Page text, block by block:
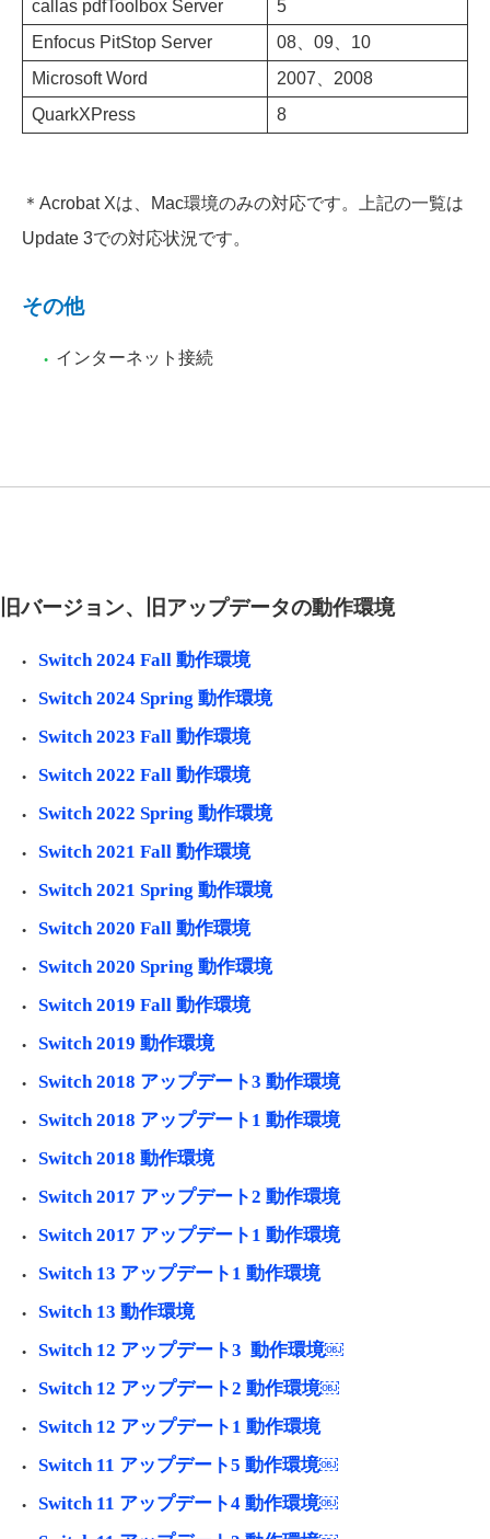
callas pdfToolbox Server
5
Enfocus PitStop Server
08、09、10
Microsoft Word
2007、2008
QuarkXPress
8
＊Acrobat Xは、Mac環境のみの対応です。上記の一覧は
Update 3での対応状況です。
その他
インターネット接続
旧バージョン、旧アップデータの動作環境
Switch 2024 Fall 動作環境
Switch 2024 Spring 動作環境
Switch 2023 Fall 動作環境
Switch 2022 Fall 動作環境
Switch 2022 Spring 動作環境
Switch 2021 Fall 動作環境
Switch 2021 Spring 動作環境
Switch 2020 Fall 動作環境
Switch 2020 Spring 動作環境
Switch 2019 Fall 動作環境
Switch 2019 動作環境
Switch 2018 アップデート3 動作環境
Switch 2018 アップデート1 動作環境
Switch 2018 動作環境
Switch 2017 アップデート2 動作環境
Switch 2017 アップデート1 動作環境
Switch 13 アップデート1 動作環境
Switch 13 動作環境
Switch 12 アップデート3 動作環境￼
Switch 12 アップデート2 動作環境￼
Switch 12 アップデート1 動作環境
Switch 11 アップデート5 動作環境￼
Switch 11 アップデート4 動作環境￼